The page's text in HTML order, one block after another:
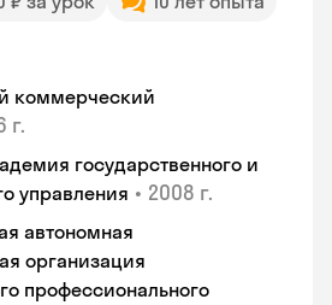
коммерческий
г.
государственного и
управления • 2008 г.
автономная
организация
профессионального